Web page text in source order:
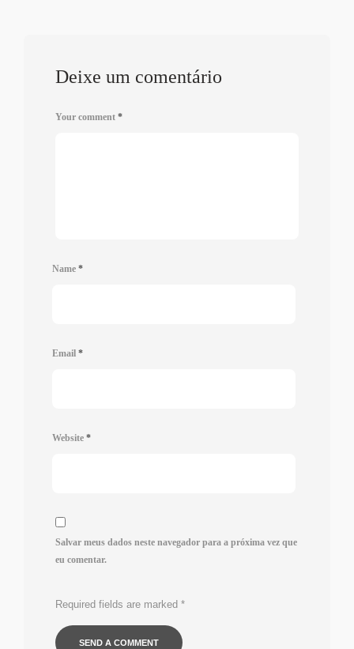
Deixe um comentário
Your comment *
Name *
Email *
Website *
Salvar meus dados neste navegador para a próxima vez que
eu comentar.
Required fields are marked *